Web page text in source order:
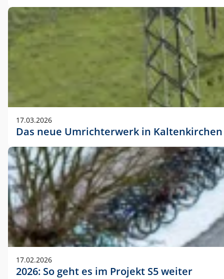
17.03.2026
Das neue Umrichterwerk in Kaltenkirchen
17.02.2026
2026: So geht es im Projekt S5 weiter